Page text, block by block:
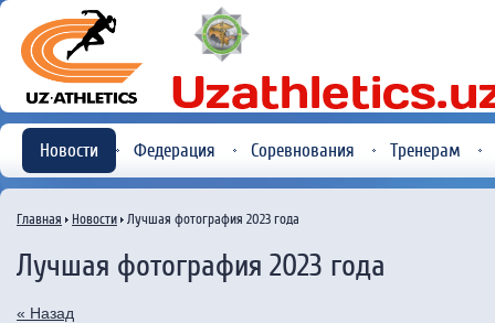
Новости Федерация Соревнования Тренерам
Главная Новости Лучшая фотография 2023 года
Лучшая фотография 2023 года
« Назад